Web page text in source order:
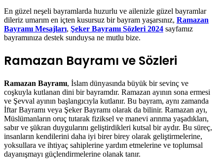
En güzel neşeli bayramlarda huzurlu ve ailenizle güzel bayramlar
dileriz umarım en içten kusursuz bir bayram yaşarsınız, Ramazan
Bayramı Mesajları, Şeker Bayramı Sözleri 2024 sayfamız
bayramınıza destek sunduysa ne mutlu bize.
Ramazan Bayramı ve Sözleri
Ramazan Bayramı, İslam dünyasında büyük bir sevinç ve
coşkuyla kutlanan dini bir bayramdır. Ramazan ayının sona ermesi
ve Şevval ayının başlangıcıyla kutlanır. Bu bayram, aynı zamanda
İftar Bayramı veya Şeker Bayramı olarak da bilinir. Ramazan ayı,
Müslümanların oruç tutarak fiziksel ve manevi arınma yaşadıkları,
sabır ve şükran duygularını geliştirdikleri kutsal bir aydır. Bu süreç,
insanların kendilerini daha iyi birer birey olarak geliştirmelerine,
yoksullara ve ihtiyaç sahiplerine yardım etmelerine ve toplumsal
dayanışmayı güçlendirmelerine olanak tanır.